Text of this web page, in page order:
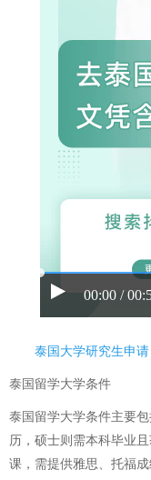
00:00 /
泰国大学研究生申请
泰国留学大学条件
泰国留学大学条件主要
历，硕士则需本科毕业
课，需提供雅思、托福